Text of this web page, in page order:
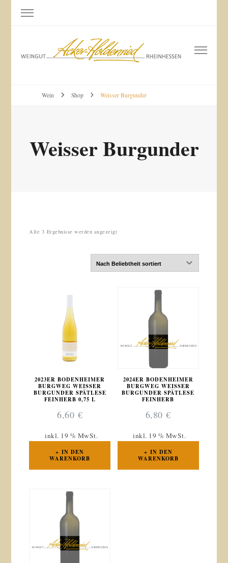
Weingut Acker-Holdenried
Bodenheim RHEINHESSEN
Wein Shop Weisser Burgunder
Weisser Burgunder
Alle 3 Ergebnisse werden angezeigtNach
2023ER BODENHEIMER
BURGWEG WEISSER
BURGUNDER SPÄTLESE
FEINHERB 0,75 L
6,60 €
inkl. 19 % MwSt.
IN DEN
WARENKORB
2024ER BODENHEIMER
BURGWEG WEISSER
BURGUNDER SPÄTLESE
FEINHERB
6,80€
inkl. 19 % MwSt.
IN DEN
WARENKORB